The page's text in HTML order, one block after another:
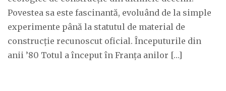
Povestea sa este fascinantă, evoluând de la simple
experimente până la statutul de material de
construcție recunoscut oficial. Începuturile din
anii ’80 Totul a început în Franța anilor […]